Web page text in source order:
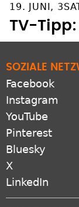
19. JUNI,
TV-
SOZIALE
Facebook
Instagram
YouTube
Pinterest
Bluesky
X
LinkedIn